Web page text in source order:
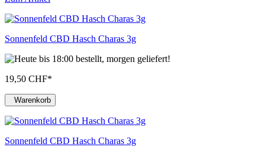
Sonnenfeld CBD Hasch Charas 3g
19,50 CHF*
Warenkorb
Sonnenfeld CBD Hasch Charas 3g